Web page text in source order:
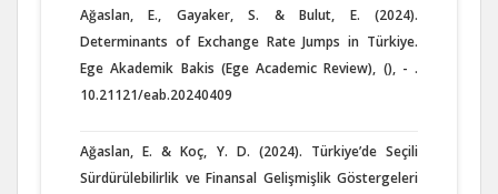
Ağaslan, E., Gayaker, S. & Bulut, E. (2024).
Determinants of Exchange Rate Jumps in Türkiye.
Ege Akademik Bakis (Ege Academic Review), (), - .
10.21121/eab.20240409
Ağaslan, E. & Koç, Y. D. (2024). Türkiye’de Seçili
Sürdürülebilirlik ve Finansal Gelişmişlik Göstergeleri